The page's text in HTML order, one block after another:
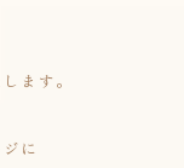
ます。
に